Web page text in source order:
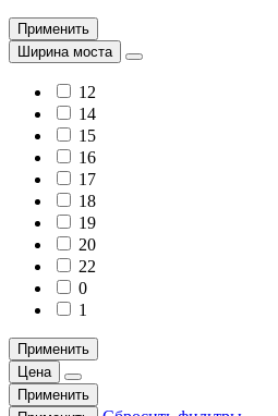
Применить
Ширина моста
12
14
15
16
17
18
19
20
22
0
1
Применить
Цена
Применить